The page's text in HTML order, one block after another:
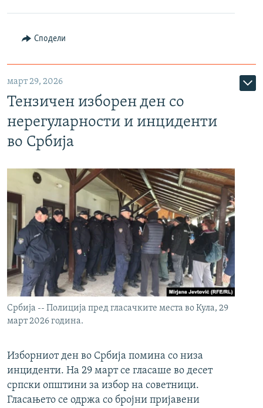
Сподели
март 29, 2026
Тензичен изборен ден со
нерегуларности и инциденти
во Србија
Србија -- Полиција пред гласачките места во Кула, 29
март 2026 година.
Изборниот ден во Србија помина со низа
инциденти. На 29 март се гласаше во десет
српски општини за избор на советници.
Гласањето се одржа со бројни пријавени